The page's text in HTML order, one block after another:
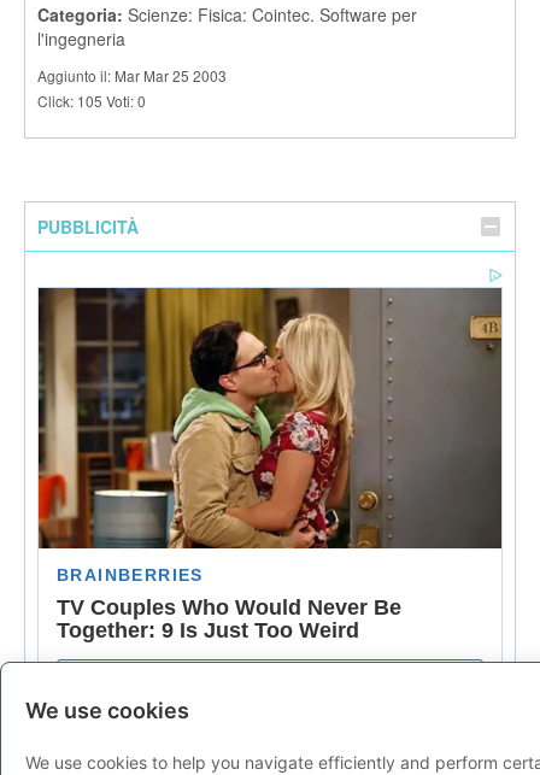
Categoria: Scienze: Fisica: Cointec. Software per
l'ingegneria
Aggiunto il: Mar Mar 25 2003
Click: 105 Voti: 0
PUBBLICITÀ
We use cookies
We use cookies to help you navigate efficiently and perform